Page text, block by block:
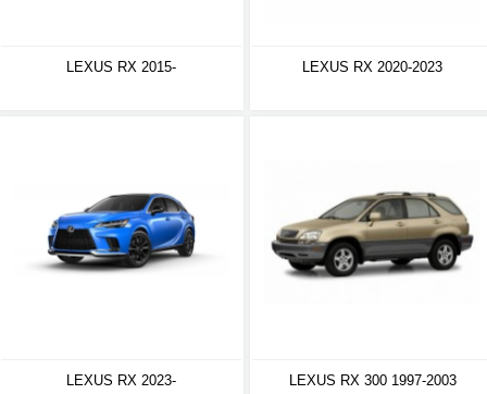
LEXUS RX 2015- LEXUS RX 2020-2023
LEXUS RX 2023- LEXUS RX 300 1997-2003